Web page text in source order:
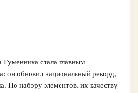
Гуменника стала главным
он обновил национальный рекорд,
По набору элементов, их качеству